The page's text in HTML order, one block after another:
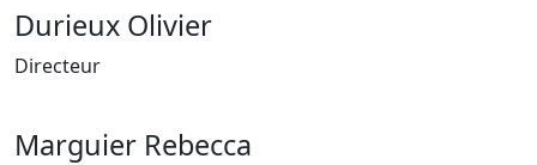
Durieux Olivier
Directeur
Marguier Rebecca